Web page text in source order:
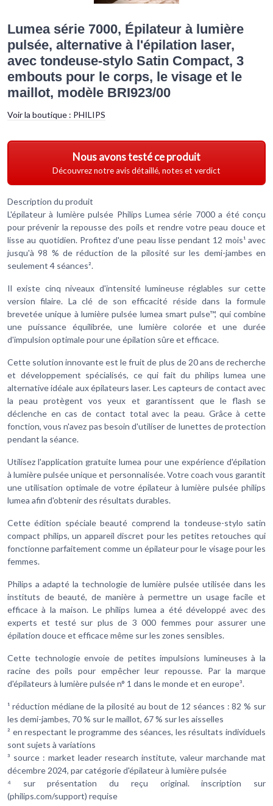
Lumea série 7000, Épilateur à lumière
pulsée, alternative à l'épilation laser,
avec tondeuse-stylo Satin Compact, 3
embouts pour le corps, le visage et le
maillot, modèle BRI923/00
Voir la boutique : PHILIPS
Nous avons testé ce produit
Découvrez notre avis détaillé, notes et verdict
Description du produit
L'épilateur à lumière pulsée Philips Lumea série 7000 a été conçu
pour prévenir la repousse des poils et rendre votre peau douce et
lisse au quotidien. Profitez d'une peau lisse pendant 12 mois¹ avec
jusqu'à 98 % de réduction de la pilosité sur les demi-jambes en
seulement 4 séances².
Il existe cinq niveaux d'intensité lumineuse réglables sur cette
version filaire. La clé de son efficacité réside dans la formule
brevetée unique à lumière pulsée lumea smart pulse™, qui combine
une puissance équilibrée, une lumière colorée et une durée
d'impulsion optimale pour une épilation sûre et efficace.
Cette solution innovante est le fruit de plus de 20 ans de recherche
et développement spécialisés, ce qui fait du philips lumea une
alternative idéale aux épilateurs laser. Les capteurs de contact avec
la peau protègent vos yeux et garantissent que le flash se
déclenche en cas de contact total avec la peau. Grâce à cette
fonction, vous n'avez pas besoin d'utiliser de lunettes de protection
pendant la séance.
Utilisez l'application gratuite lumea pour une expérience d'épilation
à lumière pulsée unique et personnalisée. Votre coach vous garantit
une utilisation optimale de votre épilateur à lumière pulsée philips
lumea afin d'obtenir des résultats durables.
Cette édition spéciale beauté comprend la tondeuse-stylo satin
compact philips, un appareil discret pour les petites retouches qui
fonctionne parfaitement comme un épilateur pour le visage pour les
femmes.
Philips a adapté la technologie de lumière pulsée utilisée dans les
instituts de beauté, de manière à permettre un usage facile et
efficace à la maison. Le philips lumea a été développé avec des
experts et testé sur plus de 3 000 femmes pour assurer une
épilation douce et efficace même sur les zones sensibles.
Cette technologie envoie de petites impulsions lumineuses à la
racine des poils pour empêcher leur repousse. Par la marque
d'épilateurs à lumière pulsée n° 1 dans le monde et en europe³.
¹ réduction médiane de la pilosité au bout de 12 séances : 82 % sur
les demi-jambes, 70 % sur le maillot, 67 % sur les aisselles
² en respectant le programme des séances, les résultats individuels
sont sujets à variations
³ source : market leader research institute, valeur marchande mat
décembre 2024, par catégorie d'épilateur à lumière pulsée
⁴ sur présentation du reçu original. inscription sur
(philips.com/support) requise